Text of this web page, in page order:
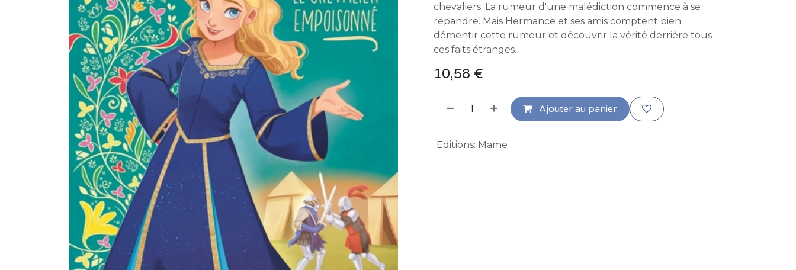
chevaliers. La rumeur d'une malédiction commence à se
répandre. Mais Hermance et ses amis comptent bien
démentir cette rumeur et découvrir la vérité derrière tous
ces faits étranges.
10,58 €
Ajouter au panier
Editions: Mame